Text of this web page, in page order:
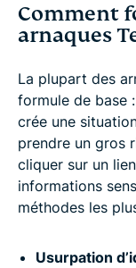
Comment
arnaques
La plupart des
formule de base
crée une
prendre un gros
cliquer sur un
informations
méthodes les
Usurpation